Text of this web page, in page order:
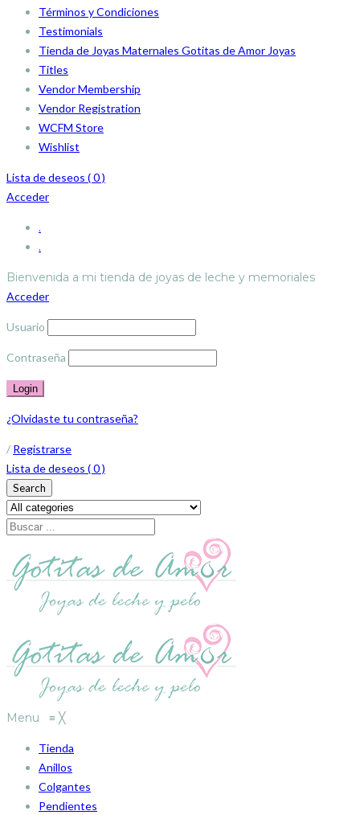
Términos y Condiciones
Testimonials
Tienda de Joyas Maternales Gotitas de Amor Joyas
Titles
Vendor Membership
Vendor Registration
WCFM Store
Wishlist
Lista de deseos (0)
Acceder
.
.
Bienvenida a mi tienda de joyas de leche y memoriales
Acceder
Usuario
Contraseña
¿Olvidaste tu contraseña?
/ Registrarse
Lista de deseos (0)
Search
Menu ≡ ╳
Tienda
Anillos
Colgantes
Pendientes